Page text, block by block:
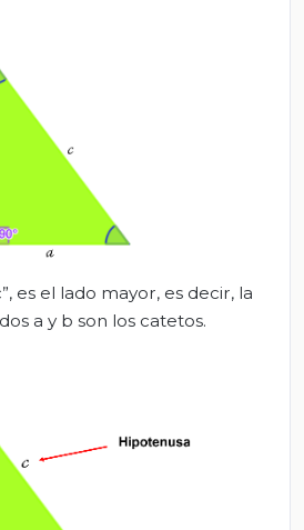
es el lado mayor, es decir, la
a y b son los catetos.